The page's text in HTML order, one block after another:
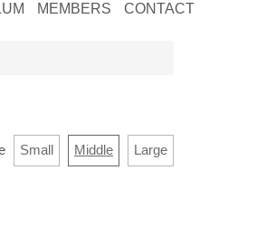
CONTACT
MEMBERS
Small Middle
Large